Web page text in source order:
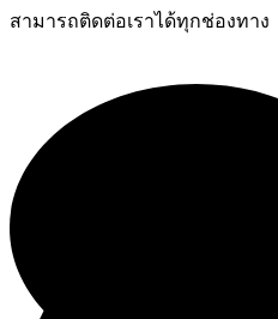
สามารถติดต่อเราได้ทุกช่องทาง